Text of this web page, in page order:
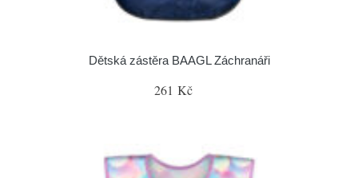
Dětská zástěra BAAGL Záchranáři
261 Kč